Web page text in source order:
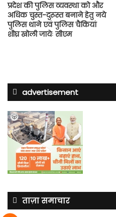
प्रदेश की पुलिस व्यवस्था को और
अधिक चुस्त-दुरूस्त बनाने हेतु नये
पुलिस थाने एवं पुलिस चैकियां
शीघ्र खोली जायेः सीएम
advertisement
ताज़ा समाचार